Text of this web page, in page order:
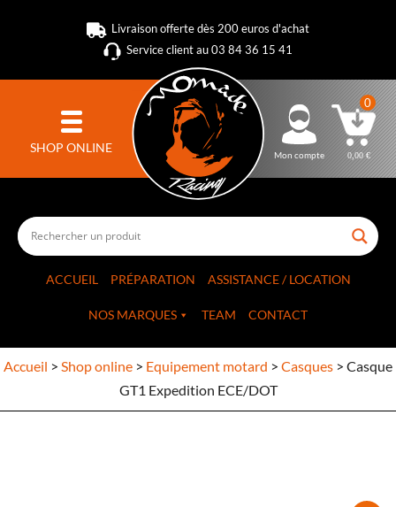
Livraison offerte dès 200 euros d'achat
Service client au 03 84 36 15 41
SHOP ONLINE Mon compte
0
0,00€
ACCUEIL PRÉPARATION ASSISTANCE / LOCATION
NOS MARQUES TEAM CONTACT
Accueil > Shop online > Equipement motard > Casques > Casque
GT1 Expedition ECE/DOT